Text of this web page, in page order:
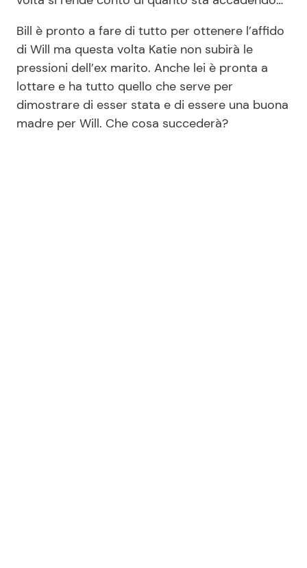
Bill è pronto a fare di tutto per ottenere l’affido
di Will ma questa volta Katie non subirà le
pressioni dell’ex marito. Anche lei è pronta a
lottare e ha tutto quello che serve per
dimostrare di esser stata e di essere una buona
madre per Will. Che cosa succederà?